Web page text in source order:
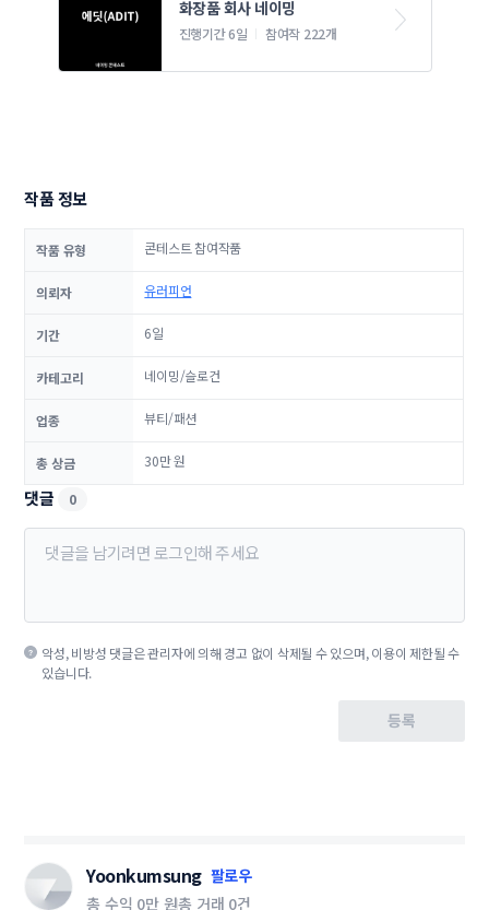
진행기간 6일 참여작 222개
작품 정보
작품 유형 콘테스트 참여작품
의뢰자 유러피언
기간 6일
카테고리 네이밍/슬로건
업종 뷰티/패션
총 상금 30만 원
댓글 0
악성, 비방성 댓글은 관리자에 의해 경고 없이 삭제될 수 있으며, 이용이 제한될 수
있습니다.
등록
Yoonkumsung 팔로우
총 수익 0만 원총 거래 0건